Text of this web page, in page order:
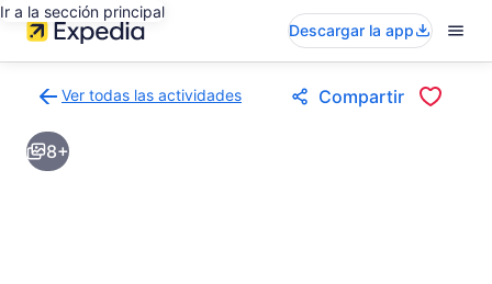
Ir a la sección principal
Descargar la app
Ver todas las actividades
a
la
página
Compartir
8+